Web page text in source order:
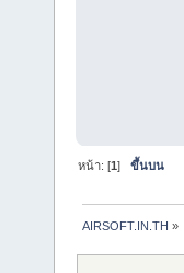
หน้า: [1]ขึ้นบน
AIRSOFT.IN.TH »